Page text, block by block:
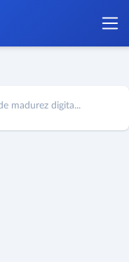
madurez digita...